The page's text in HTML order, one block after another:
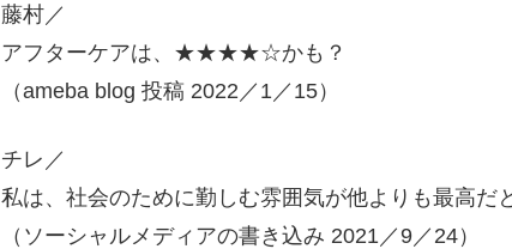
藤村／
アフターケアは、★★★★☆かも？
（ameba blog 投稿 2022／1／15）
チレ／
私は、社会のために勤しむ雰囲気が他よりも最高だ
（ソーシャルメディアの書き込み 2021／9／24）